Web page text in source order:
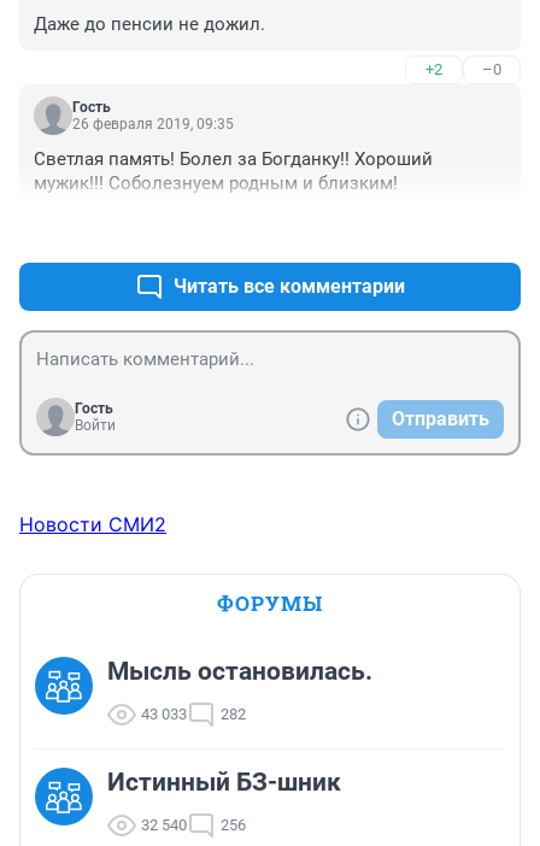
Даже до пенсии не дожил.
+2 –0
Гость
26 февраля 2019, 09:35
Светлая память! Болел за Богданку!! Хороший
мужик!!! Соболезнуем родным и близким!
Читать все комментарии
Гость
Войти
Отправить
Новости СМИ2
ФОРУМЫ
Мысль остановилась.
43 033 282
Истинный БЗ-шник
32 540 256